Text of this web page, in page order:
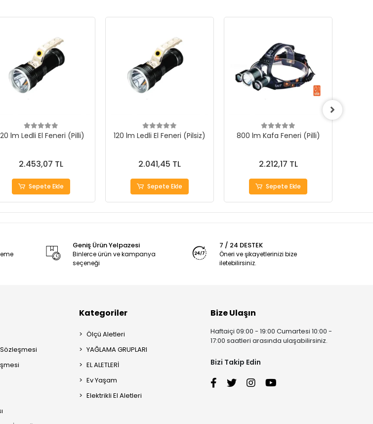
lm Ledli El Feneri (Pilli)
2.453,07 TL
Sepete Ekle
120 lm Ledli El Feneri (Pilsiz)
2.041,45 TL
Sepete Ekle
800 lm Kafa Feneri (Pilli)
2.212,17 TL
Sepete Ekle
Geniş Ürün Yelpazesi
Binlerce ürün ve kampanya
seçeneği
7 / 24 DESTEK
Öneri ve şikayetlerinizi bize
iletebilirsiniz.
Kategoriler
Ölçü Aletleri
YAĞLAMA GRUPLARI
EL ALETLERİ
Ev Yaşam
Elektrikli El Aletleri
Bize Ulaşın
Haftaiçi 09:00 - 19:00 Cumartesi 10:00 -
17:00 saatleri arasında ulaşabilirsiniz.
Bizi Takip Edin